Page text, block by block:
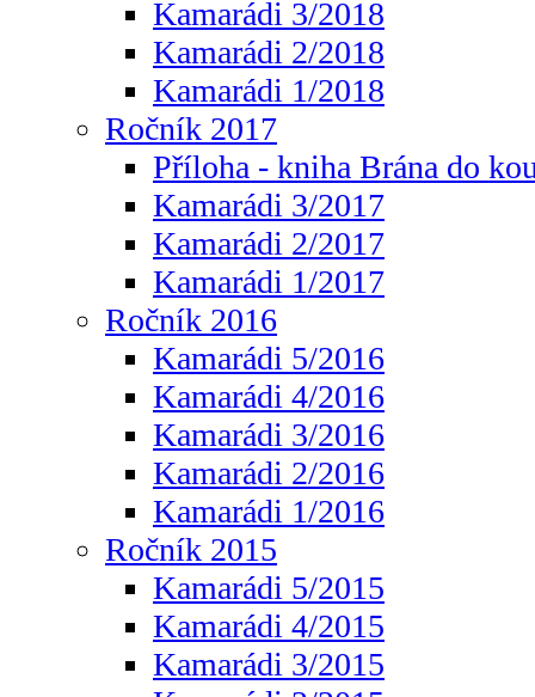
Kamarádi 3/2018
Kamarádi 2/2018
Kamarádi 1/2018
Ročník 2017
Příloha - kniha Brána do
Kamarádi 3/2017
Kamarádi 2/2017
Kamarádi 1/2017
Ročník 2016
Kamarádi 5/2016
Kamarádi 4/2016
Kamarádi 3/2016
Kamarádi 2/2016
Kamarádi 1/2016
Ročník 2015
Kamarádi 5/2015
Kamarádi 4/2015
Kamarádi 3/2015